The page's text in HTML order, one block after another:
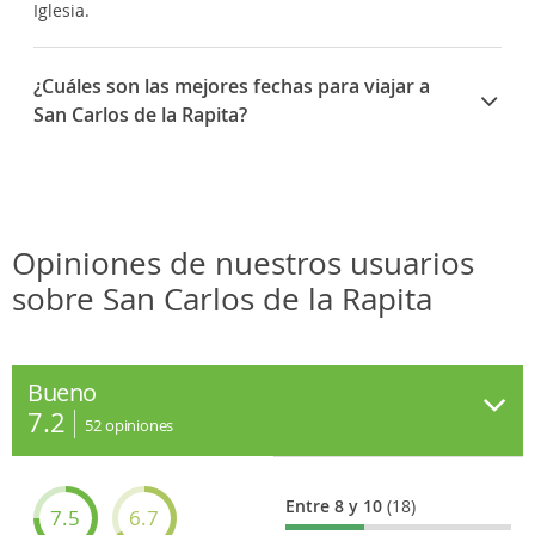
Iglesia.
¿Cuáles son las mejores fechas para viajar a
San Carlos de la Rapita?
Opiniones de nuestros usuarios
sobre San Carlos de la Rapita
Bueno
7.2 52opiniones
7.5 6.7 Entre 8 y 10(18)